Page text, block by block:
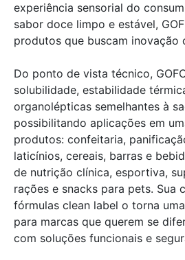
experiência sensorial do
sabor doce limpo e estável,
produtos que buscam inovação
Do ponto de vista técnico,
solubilidade, estabilidade
organolépticas semelhantes à
possibilitando aplicações em
produtos: confeitaria,
laticínios, cereais, barras e
de nutrição clínica, esportiva,
rações e snacks para pets. Sua
fórmulas clean label o torna
para marcas que querem se
com soluções funcionais e